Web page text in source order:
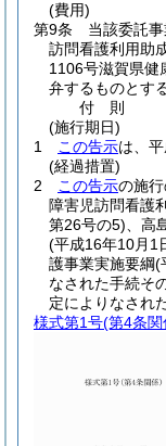
(費用)
第9条
当該委託
訪問看護利用助
1106号滋賀県健
弁するものとす
付 則
(施行期日)
1
この告示は、
(経過措置)
2
この告示の施
障害児訪問看護
第26号の5) 、高
(平成16年10月1
護事業実施要綱(
なされた手続そ
定によりなされ
様式第1号(第4条関